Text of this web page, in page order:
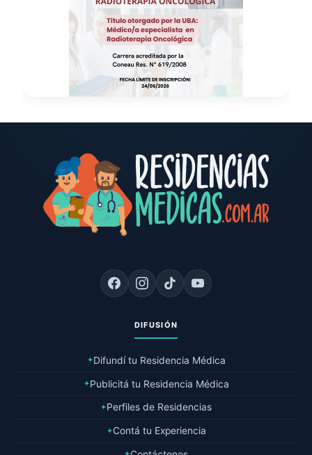
DIFUSIÓN
✦Difundí tu Residencia Médica
✦Publicitá tu Residencia Médica
✦Perfiles de Residencias
✦Contá tu Experiencia